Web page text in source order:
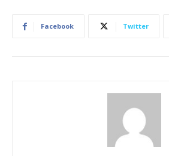
Facebook Twitter